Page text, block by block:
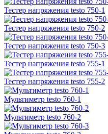
Тестер напряжения testo 750-1
Тестер напряжения testo 750-2
Тестер напряжения testo 750-3
Тестер напряжения testo 755-1
Тестер напряжения testo 755-2
Мультиметр testo 760-1
Мультиметр testo 760-2